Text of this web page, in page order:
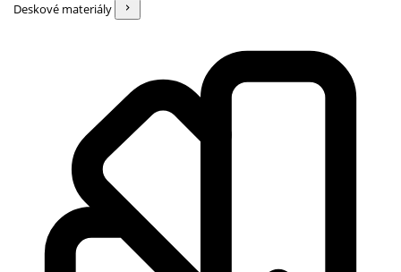
Deskové materiály